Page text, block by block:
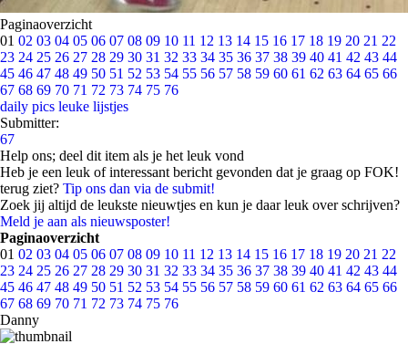
Paginaoverzicht
01 02 03 04 05 06 07 08 09 10 11 12 13 14 15 16 17 18 19 20 21 22
23 24 25 26 27 28 29 30 31 32 33 34 35 36 37 38 39 40 41 42 43 44
45 46 47 48 49 50 51 52 53 54 55 56 57 58 59 60 61 62 63 64 65 66
67 68 69 70 71 72 73 74 75 76
daily pics leuke lijstjes
Submitter:
67
Help ons; deel dit item als je het leuk vond
Heb je een leuk of interessant bericht gevonden dat je graag op FOK!
terug ziet? Tip ons dan via de submit!
Zoek jij altijd de leukste nieuwtjes en kun je daar leuk over schrijven?
Meld je aan als nieuwsposter!
Paginaoverzicht
01 02 03 04 05 06 07 08 09 10 11 12 13 14 15 16 17 18 19 20 21 22
23 24 25 26 27 28 29 30 31 32 33 34 35 36 37 38 39 40 41 42 43 44
45 46 47 48 49 50 51 52 53 54 55 56 57 58 59 60 61 62 63 64 65 66
67 68 69 70 71 72 73 74 75 76
Danny